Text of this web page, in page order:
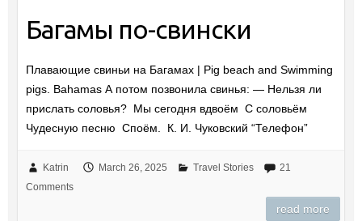
Багамы по-свински
Плавающие свиньи на Багамах | Pig beach and Swimming
pigs. Bahamas А потом позвонила свинья: ― Нельзя ли
прислать соловья? Мы сегодня вдвоём С соловьём
Чудесную песню Споём. К. И. Чуковский “Телефон”
Katrin March 26, 2025 Travel Stories
21
Comments
read more